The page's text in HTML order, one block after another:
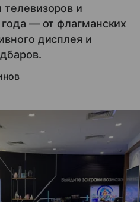
и
— от флагманских
дисплея и